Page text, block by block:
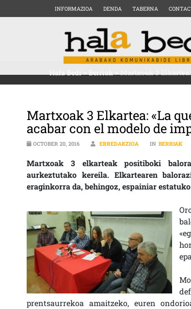
INFORMAZIOA DENDA TABERNA
Hala Bedi>Berriak>Martxoak 3
Martxoak 3 Elkartea: «La
acabar con el modelo de
OCTOBER 20, 2016 ERREDAKZIOA IN BERRIAK
Martxoak 3 elkarteak positiboki
aurkeztutako kereila. Elkartearen
eraginkorra da, behingoz, espainiar
prentsaurrekoa amaitzeko, euren